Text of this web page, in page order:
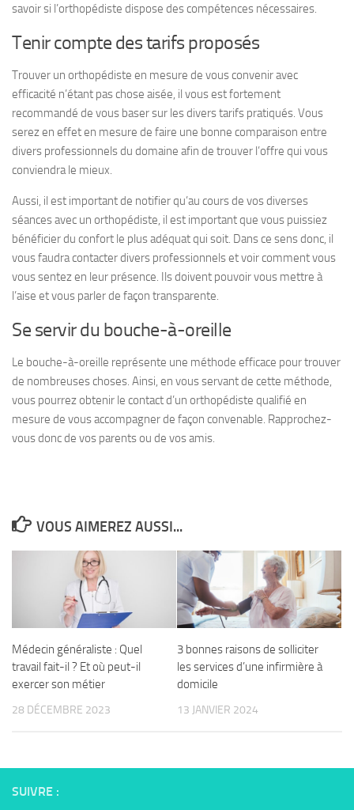
savoir si l’orthopédiste dispose des compétences nécessaires.
Tenir compte des tarifs proposés
Trouver un orthopédiste en mesure de vous convenir avec
efficacité n’étant pas chose aisée, il vous est fortement
recommandé de vous baser sur les divers tarifs pratiqués. Vous
serez en effet en mesure de faire une bonne comparaison entre
divers professionnels du domaine afin de trouver l’offre qui vous
conviendra le mieux.
Aussi, il est important de notifier qu’au cours de vos diverses
séances avec un orthopédiste, il est important que vous puissiez
bénéficier du confort le plus adéquat qui soit. Dans ce sens donc, il
vous faudra contacter divers professionnels et voir comment vous
vous sentez en leur présence. Ils doivent pouvoir vous mettre à
l’aise et vous parler de façon transparente.
Se servir du bouche-à-oreille
Le bouche-à-oreille représente une méthode efficace pour trouver
de nombreuses choses. Ainsi, en vous servant de cette méthode,
vous pourrez obtenir le contact d’un orthopédiste qualifié en
mesure de vous accompagner de façon convenable. Rapprochez-
vous donc de vos parents ou de vos amis.
VOUS AIMEREZ AUSSI...
Médecin généraliste : Quel
travail fait-il ? Et où peut-il
exercer son métier
28 DÉCEMBRE 2023
3 bonnes raisons de solliciter
les services d’une infirmière à
domicile
13 JANVIER 2024
SUIVRE :